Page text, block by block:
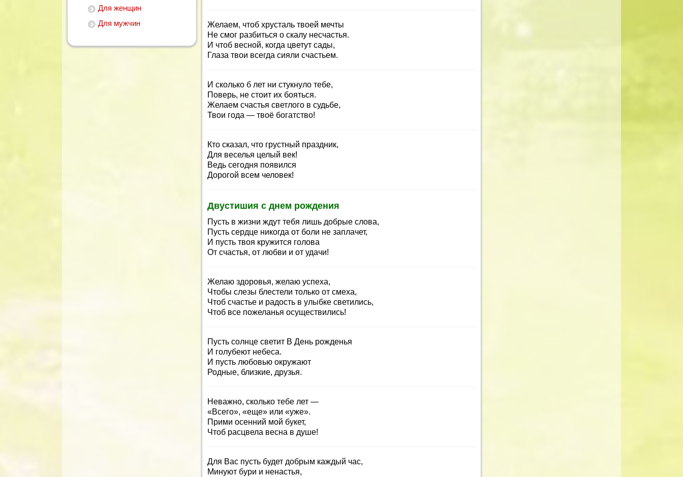
Для женщин
Для мужчин
Желаем, чтоб хрусталь твоей мечты
Не смог разбиться о скалу несчастья.
И чтоб весной, когда цветут сады,
Глаза твои всегда сияли счастьем.
И сколько б лет ни стукнуло тебе,
Поверь, не стоит их бояться.
Желаем счастья светлого в судьбе,
Твои года — твоё богатство!
Кто сказал, что грустный праздник,
Для веселья целый век!
Ведь сегодня появился
Дорогой всем человек!
Двустишия с днем рождения
Пусть в жизни ждут тебя лишь добрые слова,
Пусть сердце никогда от боли не заплачет,
И пусть твоя кружится голова
От счастья, от любви и от удачи!
Желаю здоровья, желаю успеха,
Чтобы слезы блестели только от смеха,
Чтоб счастье и радость в улыбке светились,
Чтоб все пожеланья осуществились!
Пусть солнце светит В День рожденья
И голубеют небеса.
И пусть любовью окружают
Родные, близкие, друзья.
Неважно, сколько тебе лет —
«Всего», «еще» или «уже».
Прими осенний мой букет,
Чтоб расцвела весна в душе!
Для Вас пусть будет добрым каждый час,
Минуют бури и ненастья,